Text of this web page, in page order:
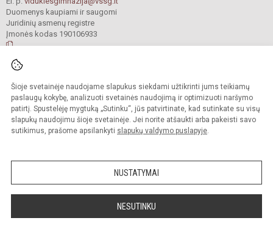
Šioje svetainėje naudojame slapukus siekdami užtikrinti jums teikiamų
paslaugų kokybę, analizuoti svetainės naudojimą ir optimizuoti naršymo
patirtį. Spustelėję mygtuką „Sutinku“, jūs patvirtinate, kad sutinkate su visų
slapukų naudojimu šioje svetainėje. Jei norite atšaukti arba pakeisti savo
sutikimus, prašome apsilankyti slapukų valdymo puslapyje.
NUSTATYMAI
NESUTINKU
Duomenys kaupiami ir saugomi
Juridinių asmenų registre
Įmonės kodas 190106933
saugomos.
Kopijuoti turinį be raštiško gimnazijos sutikimo griežtai draudžiama.
Prieinamumo paraiška Slapukų valdymas
Sumanus būdas atnaujinti